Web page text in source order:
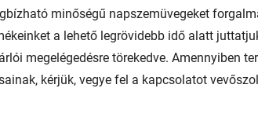
minőségű napszemüvegeket
a lehető legrövidebb idő alatt
megelégedésre törekedve. Amennyiben
kérjük, vegye fel a kapcsolatot